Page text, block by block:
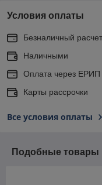
Условия оплаты
Безналичный расчет
Наличными
Оплата через ЕРИП
Карты рассрочки
Все условия оплаты
Подобные товары